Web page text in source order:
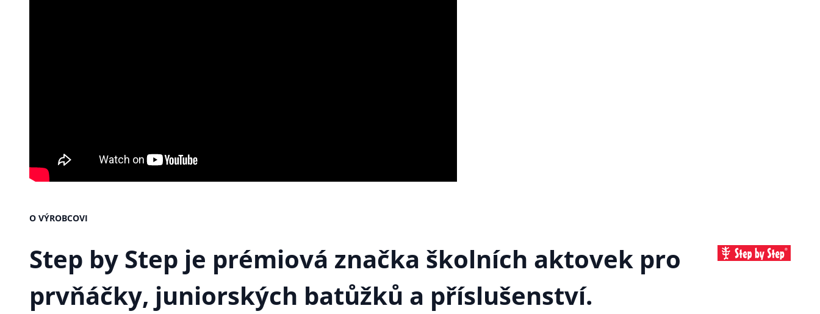
O VÝROBCOVI
Step by Step je prémiová značka školních aktovek pro
prvňáčky, juniorských batůžků a příslušenství.